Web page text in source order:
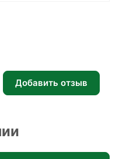
Добавить отзыв